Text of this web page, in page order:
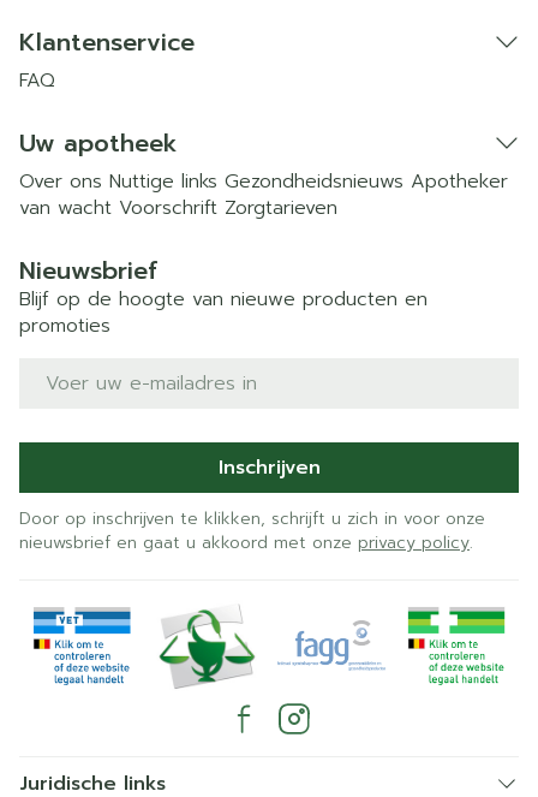
Klantenservice
FAQ
Uw apotheek
Over ons Nuttige links Gezondheidsnieuws Apotheker
van wacht Voorschrift Zorgtarieven
Nieuwsbrief
Blijf op de hoogte van nieuwe producten en
promoties
E-mail adres
Inschrijven
Door op inschrijven te klikken, schrijft u zich in voor onze
nieuwsbrief en gaat u akkoord met onze privacy policy.
Juridische links